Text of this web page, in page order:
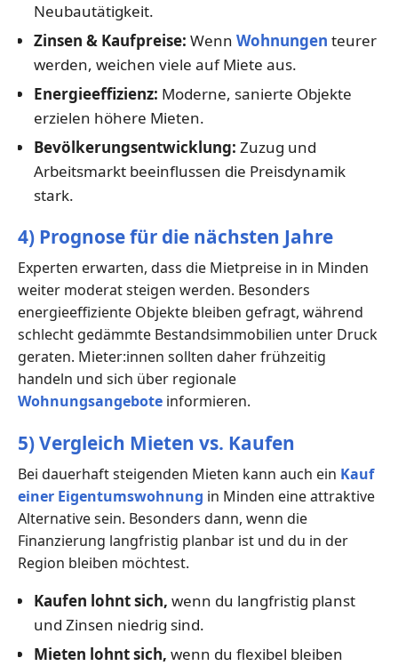
Neubautätigkeit.
Zinsen & Kaufpreise: Wenn Wohnungen teurer
werden, weichen viele auf Miete aus.
Energieeffizienz: Moderne, sanierte Objekte
erzielen höhere Mieten.
Bevölkerungsentwicklung: Zuzug und
Arbeitsmarkt beeinflussen die Preisdynamik
stark.
4) Prognose für die nächsten Jahre
Experten erwarten, dass die Mietpreise in in Minden
weiter moderat steigen werden. Besonders
energieeffiziente Objekte bleiben gefragt, während
schlecht gedämmte Bestandsimmobilien unter Druck
geraten. Mieter:innen sollten daher frühzeitig
handeln und sich über regionale
Wohnungsangebote informieren.
5) Vergleich Mieten vs. Kaufen
Bei dauerhaft steigenden Mieten kann auch ein Kauf
einer Eigentumswohnung in Minden eine attraktive
Alternative sein. Besonders dann, wenn die
Finanzierung langfristig planbar ist und du in der
Region bleiben möchtest.
Kaufen lohnt sich, wenn du langfristig planst
und Zinsen niedrig sind.
Mieten lohnt sich, wenn du flexibel bleiben